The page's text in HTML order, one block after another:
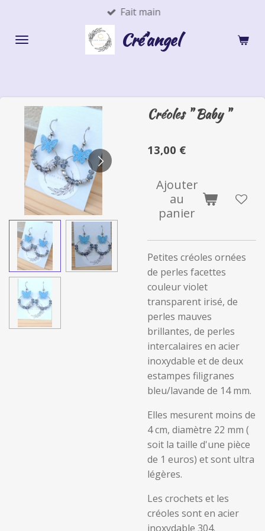
contenu
Cré'angel
Fait main
Créoles " Baby "
13,00 €
Ajouter
au
panier
Petites créoles ornées
de perles facettes
couleur violet
transparent irisé, de
perles mauves
brillantes, de perles
intercalaires en acier
inoxydable et de deux
estampes filigranes
bleu/lavande de 14 mm.
Elles mesurent moins de
4 cm, diamètre 22 mm (
soit la taille d'une pièce
de 1 euros) et sont ultra
légères.
Les crochets et les
créoles sont en acier
inoxydable 304.